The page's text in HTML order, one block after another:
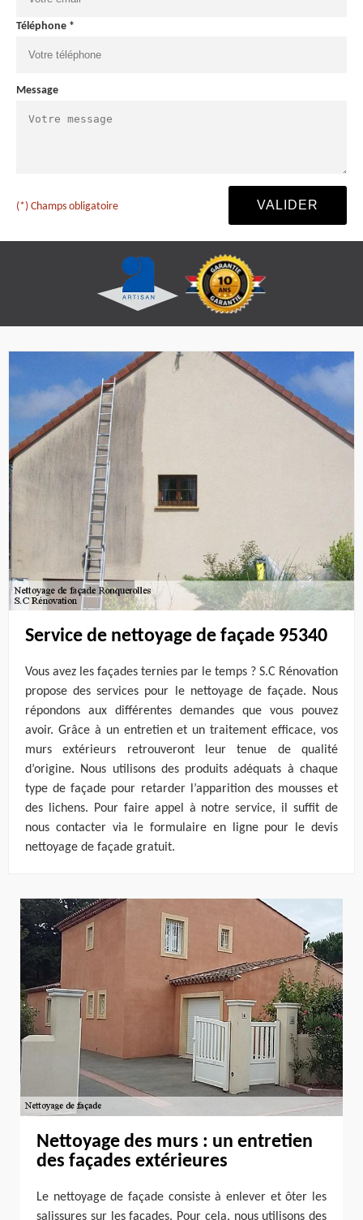
Téléphone *
Message
(*) Champs obligatoire
Service de nettoyage de façade 95340
Vous avez les façades ternies par le temps ? S.C Rénovation
propose des services pour le nettoyage de façade. Nous
répondons aux différentes demandes que vous pouvez
avoir. Grâce à un entretien et un traitement efficace, vos
murs extérieurs retrouveront leur tenue de qualité
d’origine. Nous utilisons des produits adéquats à chaque
type de façade pour retarder l’apparition des mousses et
des lichens. Pour faire appel à notre service, il suffit de
nous contacter via le formulaire en ligne pour le devis
nettoyage de façade gratuit.
Nettoyage des murs : un entretien
des façades extérieures
Le nettoyage de façade consiste à enlever et ôter les
salissures sur les façades. Pour cela, nous utilisons des